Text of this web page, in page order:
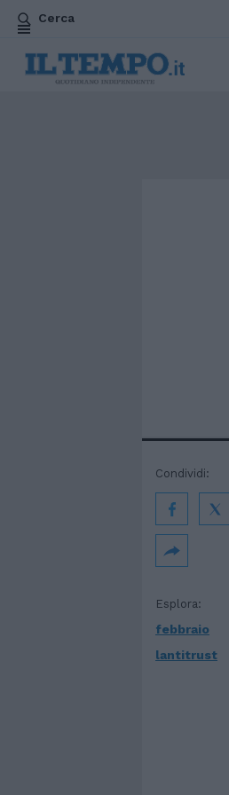
Cerca
Esplora:
febbraio
lantitrust
Condividi: